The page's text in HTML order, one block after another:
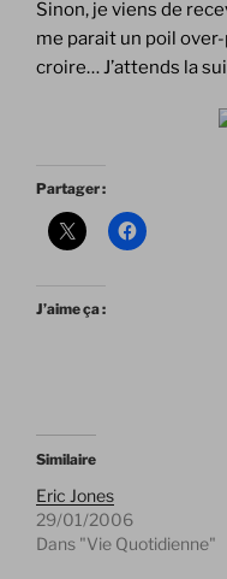
Sinon, je viens de
me parait un poil
croire… J’attends la
Partager :
J’aime ça :
Similaire
Eric Jones
29/01/2006
Dans "Vie Quotidienne"